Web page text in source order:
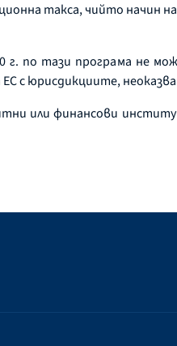
такса, чийто начин
по тази програма не
с юрисдикциите,
или финансови